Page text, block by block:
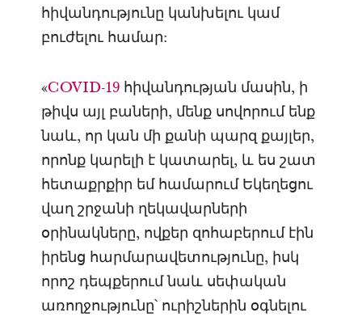
հիվանդությունը կանխելու կամ
բուժելու համար:
«COVID-19 հիվանդության մասին, ի
թիվս այլ բաների, մենք սովորում ենք
նաև, որ կան մի քանի պարզ քայլեր,
որոնք կարելի է կատարել, և ես շատ
հետաքրքիր եմ համարում Եկեղեցու
վաղ շրջանի ղեկավարների
օրինակները, ովքեր զոհաբերում էին
իրենց հարմարավետությունը, իսկ
որոշ դեպքերում նաև սեփական
առողջությունը՝ ուրիշներին օգնելու